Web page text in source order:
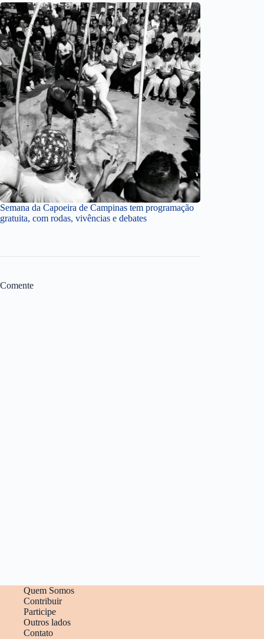
Semana da Capoeira de Campinas tem programação
gratuita, com rodas, vivências e debates
Comente
Quem Somos
Contribuir
Participe
Outros lados
Contato